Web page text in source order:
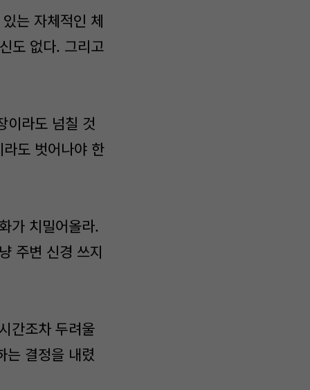
는 자체적인 체
도 없다. 그리고
이라도 넘칠 것
도 벗어나야 한
가 치밀어올라.
주변 신경 쓰지
간조차 두려울
는 결정을 내렸